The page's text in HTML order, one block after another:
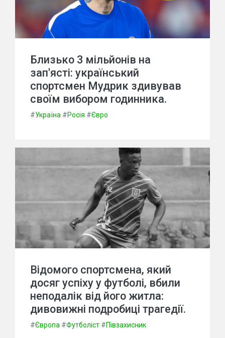
Близько 3 мільйонів на
зап'ясті: український
спортсмен Мудрик здивував
своїм вибором годинника.
#Україна #Росія #Євро
Відомого спортсмена, який
досяг успіху у футболі, вбили
неподалік від його житла:
дивовижні подробиці трагедії.
#Європа #Футболіст #Півзахисник